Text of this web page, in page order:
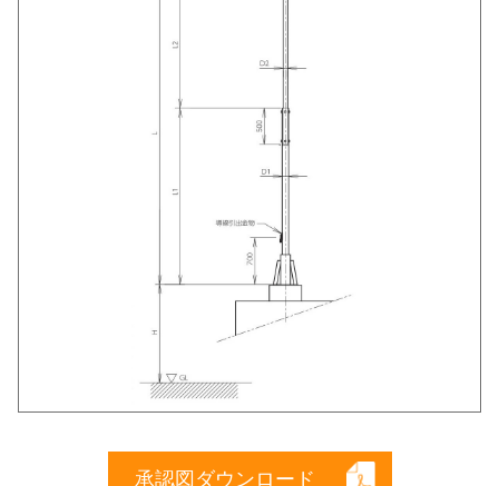
個人データの共同利用について
承認図ダウンロード